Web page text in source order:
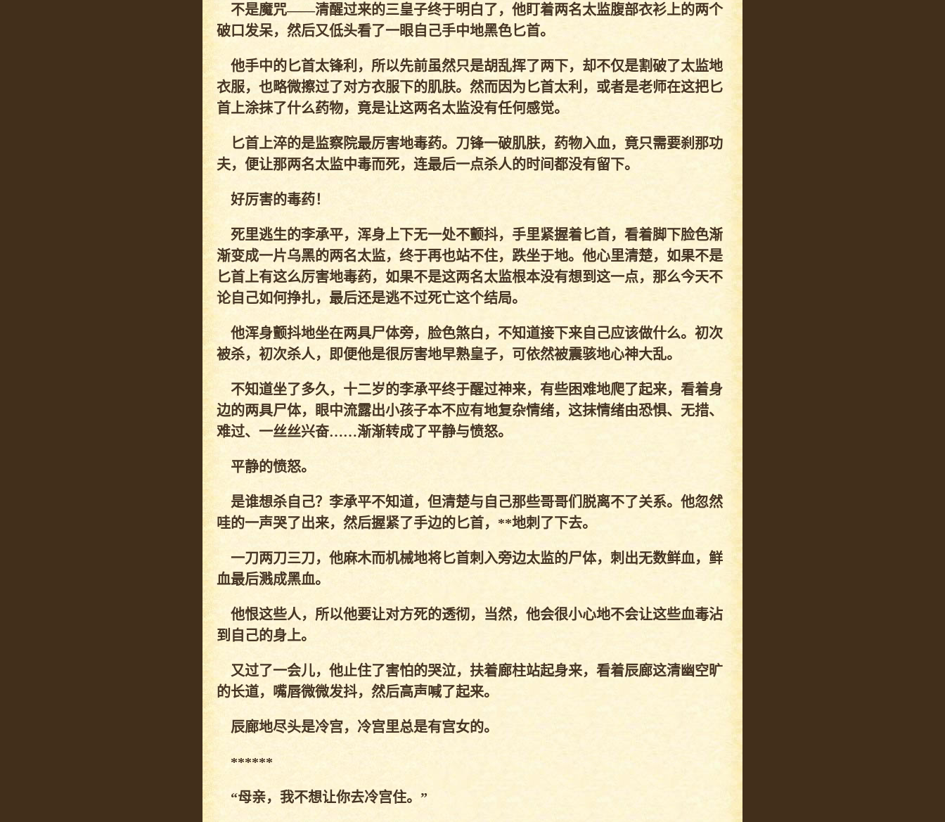
不是魔咒——清醒过来的三皇子终于明白了，他盯着两名太监腹部衣衫上的两个
破口发呆，然后又低头看了一眼自己手中地黑色匕首。
他手中的匕首太锋利，所以先前虽然只是胡乱挥了两下，却不仅是割破了太监地
衣服，也略微擦过了对方衣服下的肌肤。然而因为匕首太利，或者是老师在这把匕
首上涂抹了什么药物，竟是让这两名太监没有任何感觉。
匕首上淬的是监察院最厉害地毒药。刀锋一破肌肤，药物入血，竟只需要刹那功
夫，便让那两名太监中毒而死，连最后一点杀人的时间都没有留下。
好厉害的毒药！
死里逃生的李承平，浑身上下无一处不颤抖，手里紧握着匕首，看着脚下脸色渐
渐变成一片乌黑的两名太监，终于再也站不住，跌坐于地。他心里清楚，如果不是
匕首上有这么厉害地毒药，如果不是这两名太监根本没有想到这一点，那么今天不
论自己如何挣扎，最后还是逃不过死亡这个结局。
他浑身颤抖地坐在两具尸体旁，脸色煞白，不知道接下来自己应该做什么。初次
被杀，初次杀人，即便他是很厉害地早熟皇子，可依然被震骇地心神大乱。
不知道坐了多久，十二岁的李承平终于醒过神来，有些困难地爬了起来，看着身
边的两具尸体，眼中流露出小孩子本不应有地复杂情绪，这抹情绪由恐惧、无措、
难过、一丝丝兴奋……渐渐转成了平静与愤怒。
平静的愤怒。
是谁想杀自己？李承平不知道，但清楚与自己那些哥哥们脱离不了关系。他忽然
哇的一声哭了出来，然后握紧了手边的匕首，**地刺了下去。
一刀两刀三刀，他麻木而机械地将匕首刺入旁边太监的尸体，刺出无数鲜血，鲜
血最后溅成黑血。
他恨这些人，所以他要让对方死的透彻，当然，他会很小心地不会让这些血毒沾
到自己的身上。
又过了一会儿，他止住了害怕的哭泣，扶着廊柱站起身来，看着辰廊这清幽空旷
的长道，嘴唇微微发抖，然后高声喊了起来。
辰廊地尽头是冷宫，冷宫里总是有宫女的。
******
“母亲，我不想让你去冷宫住。”